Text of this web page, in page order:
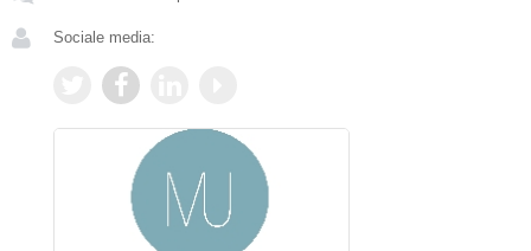
Sociale media: